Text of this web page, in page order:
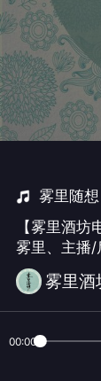
雾里随想
【雾里酒坊
雾里、主播/
过于相爱又
没能给她更
318357021
雾里酒
00:00